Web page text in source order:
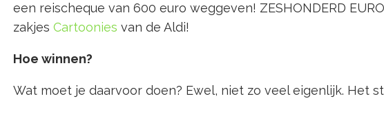
een reischeque van 600 euro weggeven! ZESHONDERD
zakjes Cartoonies van de Aldi!
Hoe winnen?
Wat moet je daarvoor doen? Ewel, niet zo veel eigenlijk. Het